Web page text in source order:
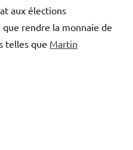
aux élections
rendre la monnaie de
telles que Martin